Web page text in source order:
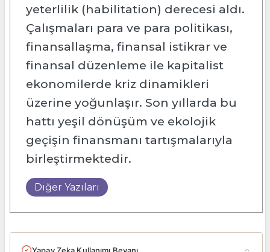
yeterlilik (habilitation) derecesi aldı.
Çalışmaları para ve para politikası,
finansallaşma, finansal istikrar ve
finansal düzenleme ile kapitalist
ekonomilerde kriz dinamikleri
üzerine yoğunlaşır. Son yıllarda bu
hattı yeşil dönüşüm ve ekolojik
geçişin finansmanı tartışmalarıyla
birleştirmektedir.
Diğer Yazıları